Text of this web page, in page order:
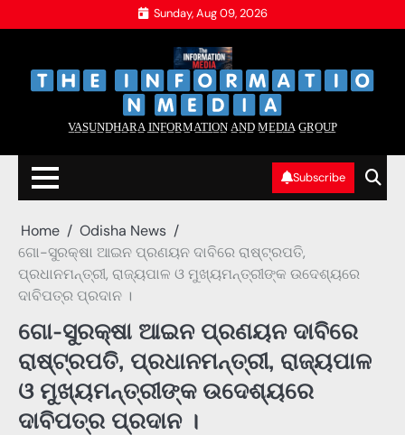
to
Sunday, Aug 09, 2026
V̲A̲S̲U̲N̲D̲H̲A̲R̲A̲ I̲N̲F̲O̲R̲M̲A̲T̲I̲O̲N̲ A̲N̲D̲ M̲E̲D̲I̲A̲ G̲R̲O̲U̲P̲
Subscribe
Home
Odisha News
ଗୋ-ସୁରକ୍ଷା ଆଇନ ପ୍ରଣୟନ ଦାବିରେ ରାଷ୍ଟ୍ରପତି,
ପ୍ରଧାନମନ୍ତ୍ରୀ, ରାଜ୍ୟପାଳ ଓ ମୁଖ୍ୟମନ୍ତ୍ରୀଙ୍କ ଉଦେଶ୍ୟରେ
ଦାବିପତ୍ର ପ୍ରଦାନ ।
ଗୋ-ସୁରକ୍ଷା ଆଇନ ପ୍ରଣୟନ ଦାବିରେ
ରାଷ୍ଟ୍ରପତି, ପ୍ରଧାନମନ୍ତ୍ରୀ, ରାଜ୍ୟପାଳ
ଓ ମୁଖ୍ୟମନ୍ତ୍ରୀଙ୍କ ଉଦେଶ୍ୟରେ
ଦାବିପତ୍ର ପ୍ରଦାନ ।